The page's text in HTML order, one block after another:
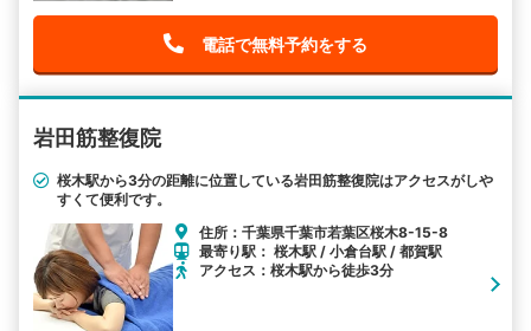
電話で無料予約をする
岩田筋整復院
桜木駅から3分の距離に位置している岩田筋整復院はアクセスがしや
すくて便利です。
住所：千葉県千葉市若葉区桜木8-15-8
最寄り駅： 桜木駅 / 小倉台駅 / 都賀駅
アクセス：桜木駅から徒歩3分